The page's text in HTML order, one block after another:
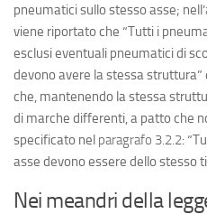
pneumatici sullo stesso asse; nell’
viene riportato che “Tutti i
esclusi eventuali pneumatici di
devono avere la stessa struttura
che, mantenendo la stessa
di marche differenti, a patto che
specificato nel paragrafo 3.2.2: “
asse devono essere dello stesso
Nei meandri della